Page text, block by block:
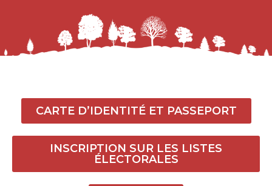
CARTE D’IDENTITÉ ET PASSEPORT
INSCRIPTION SUR LES LISTES
ÉLECTORALES